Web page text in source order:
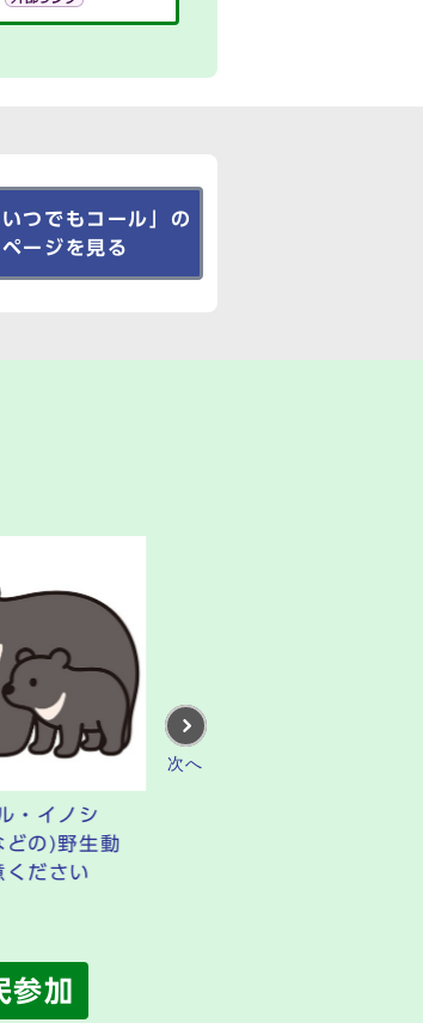
いつでもコール」の
ページを見る
・イノシ
どの)野生動
ください
次へ
参加